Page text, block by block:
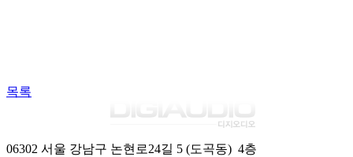
목록
06302 서울 강남구 논현로24길 5 (도곡동) 4층